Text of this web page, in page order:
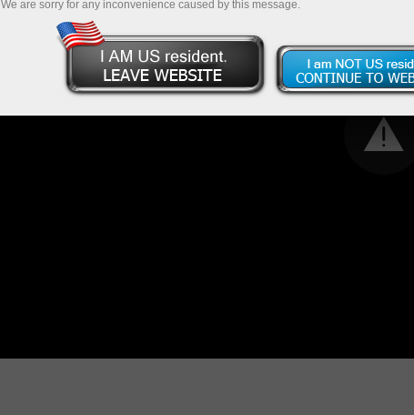
We are sorry for any inconvenience caused by this message.